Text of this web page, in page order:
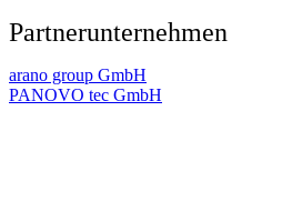
Partnerunternehmen
arano group GmbH
PANOVO tec GmbH